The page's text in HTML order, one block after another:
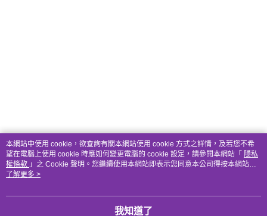
本網站中使用 cookie，欲查詢有關本網站使用 cookie 方式之詳情，及若您不希
望在電腦上使用 cookie 時應如何變更電腦的 cookie 設定，請參閱本網站「 隱私
權條款 」之 Cookie 聲明。您繼續使用本網站即表示您同意本公司得按本網站使
用條款之 Cookie 聲明使用 cookie。
了解更多 >
我知道了